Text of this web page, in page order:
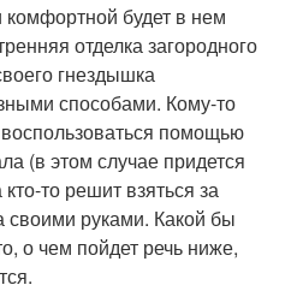
комфортной будет в нем
отделка загородного
гнездышка
способами. Кому-то
помощью
(в этом случае придется
то решит взяться за
своими руками. Какой бы
о чем пойдет речь ниже,